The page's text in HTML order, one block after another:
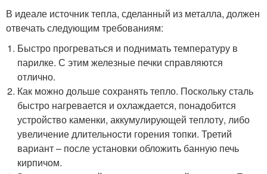
В идеале источник тепла, сделанный из металла, должен
отвечать следующим требованиям:
Быстро прогреваться и поднимать температуру в
парилке. С этим железные печки справляются
отлично.
Как можно дольше сохранять тепло. Поскольку сталь
быстро нагревается и охлаждается, понадобится
устройство каменки, аккумулирующей теплоту, либо
увеличение длительности горения топки. Третий
вариант – после установки обложить банную печь
кирпичом.